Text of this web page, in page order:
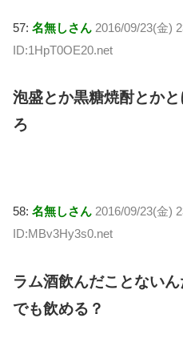
57: 名無しさん 2016/09/23(金)
ID:1HpT0OE20.net
泡盛とか黒糖焼酎とか
ろ
58: 名無しさん 2016/09/23(金)
ID:MBv3Hy3s0.net
ラム酒飲んだことない
でも飲める？